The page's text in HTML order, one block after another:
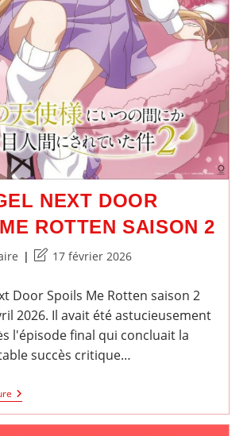
NEXT DOOR
ROTTEN SAISON 2
Dernière
la
publication :
17 février 2026
Door Spoils Me Rotten saison 2
2026. Il avait été astucieusement
l'épisode final qui concluait la
succès critique…
The
Angel
Next